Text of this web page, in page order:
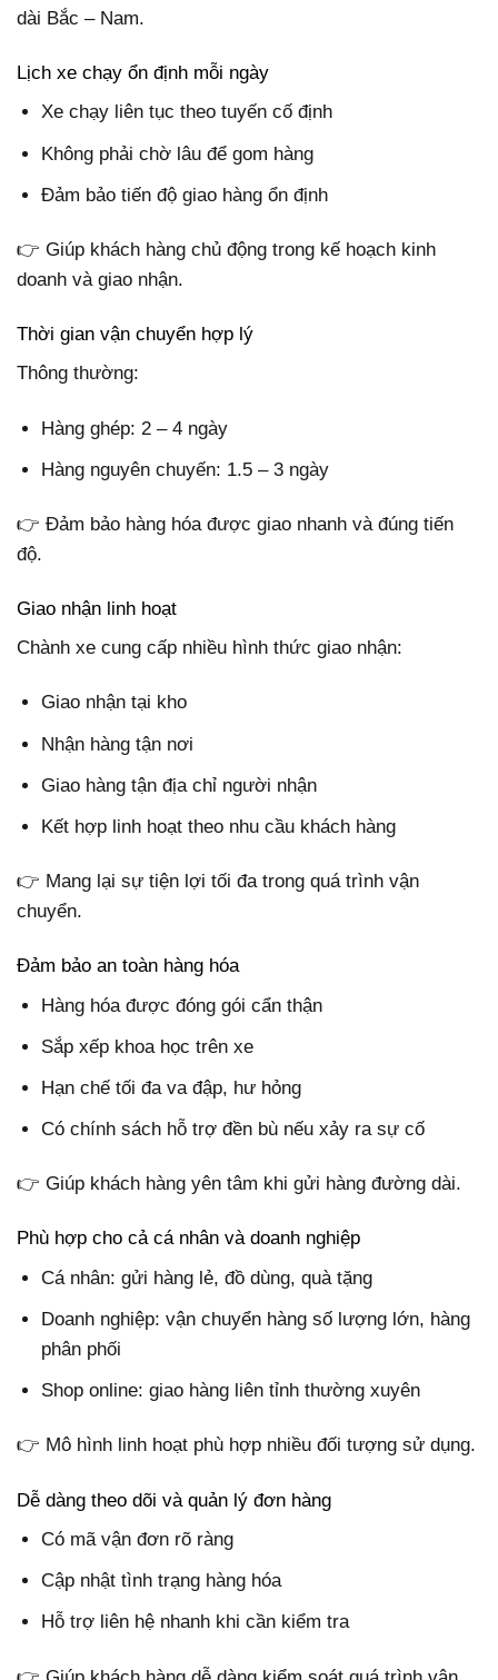
dài Bắc – Nam.
Lịch xe chạy ổn định mỗi ngày
Xe chạy liên tục theo tuyến cố định
Không phải chờ lâu để gom hàng
Đảm bảo tiến độ giao hàng ổn định
👉 Giúp khách hàng chủ động trong kế hoạch kinh
doanh và giao nhận.
Thời gian vận chuyển hợp lý
Thông thường:
Hàng ghép: 2 – 4 ngày
Hàng nguyên chuyến: 1.5 – 3 ngày
👉 Đảm bảo hàng hóa được giao nhanh và đúng tiến
độ.
Giao nhận linh hoạt
Chành xe cung cấp nhiều hình thức giao nhận:
Giao nhận tại kho
Nhận hàng tận nơi
Giao hàng tận địa chỉ người nhận
Kết hợp linh hoạt theo nhu cầu khách hàng
👉 Mang lại sự tiện lợi tối đa trong quá trình vận
chuyển.
Đảm bảo an toàn hàng hóa
Hàng hóa được đóng gói cẩn thận
Sắp xếp khoa học trên xe
Hạn chế tối đa va đập, hư hỏng
Có chính sách hỗ trợ đền bù nếu xảy ra sự cố
👉 Giúp khách hàng yên tâm khi gửi hàng đường dài.
Phù hợp cho cả cá nhân và doanh nghiệp
Cá nhân: gửi hàng lẻ, đồ dùng, quà tặng
Doanh nghiệp: vận chuyển hàng số lượng lớn, hàng
phân phối
Shop online: giao hàng liên tỉnh thường xuyên
👉 Mô hình linh hoạt phù hợp nhiều đối tượng sử dụng.
Dễ dàng theo dõi và quản lý đơn hàng
Có mã vận đơn rõ ràng
Cập nhật tình trạng hàng hóa
Hỗ trợ liên hệ nhanh khi cần kiểm tra